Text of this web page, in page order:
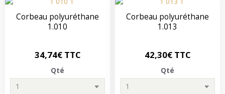
Corbeau polyuréthane
1.010
34,74€ TTC
Qté
Corbeau polyuréthane
1.013
42,30€ TTC
Qté